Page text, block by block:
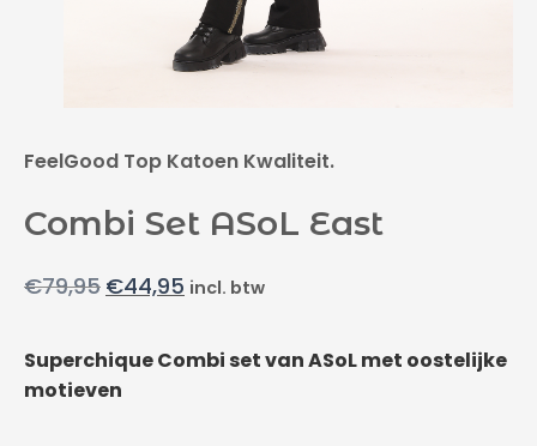
FeelGood Top Katoen Kwaliteit.
Combi Set ASoL East
€79,95 €44,95 incl. btw
Superchique Combi set van ASoL met oostelijke
motieven